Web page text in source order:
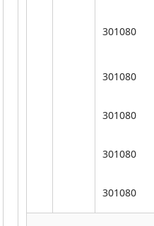
301080
301080
301080
301080
301080